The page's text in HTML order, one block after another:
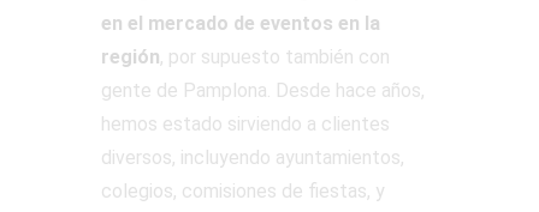
en el mercado de eventos en la
región, por supuesto también con
gente de Pamplona. Desde hace años,
hemos estado sirviendo a clientes
diversos, incluyendo ayuntamientos,
colegios, comisiones de fiestas, y